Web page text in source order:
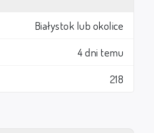
Białystok lub okolice
4 dni temu
218